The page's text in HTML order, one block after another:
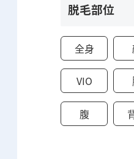
脱毛部位
全身
VIO
腹